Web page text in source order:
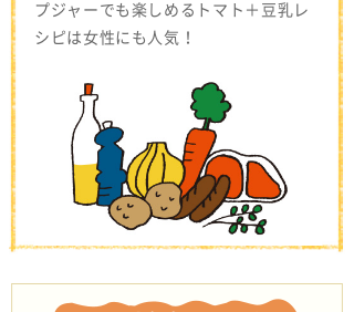
プジャーでも楽しめるトマト＋豆乳レ
シピは女性にも人気！